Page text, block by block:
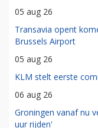
05 aug 26
Transavia opent
Brussels Airport
05 aug 26
KLM stelt eerste
06 aug 26
Groningen vanaf nu
uur rijden'